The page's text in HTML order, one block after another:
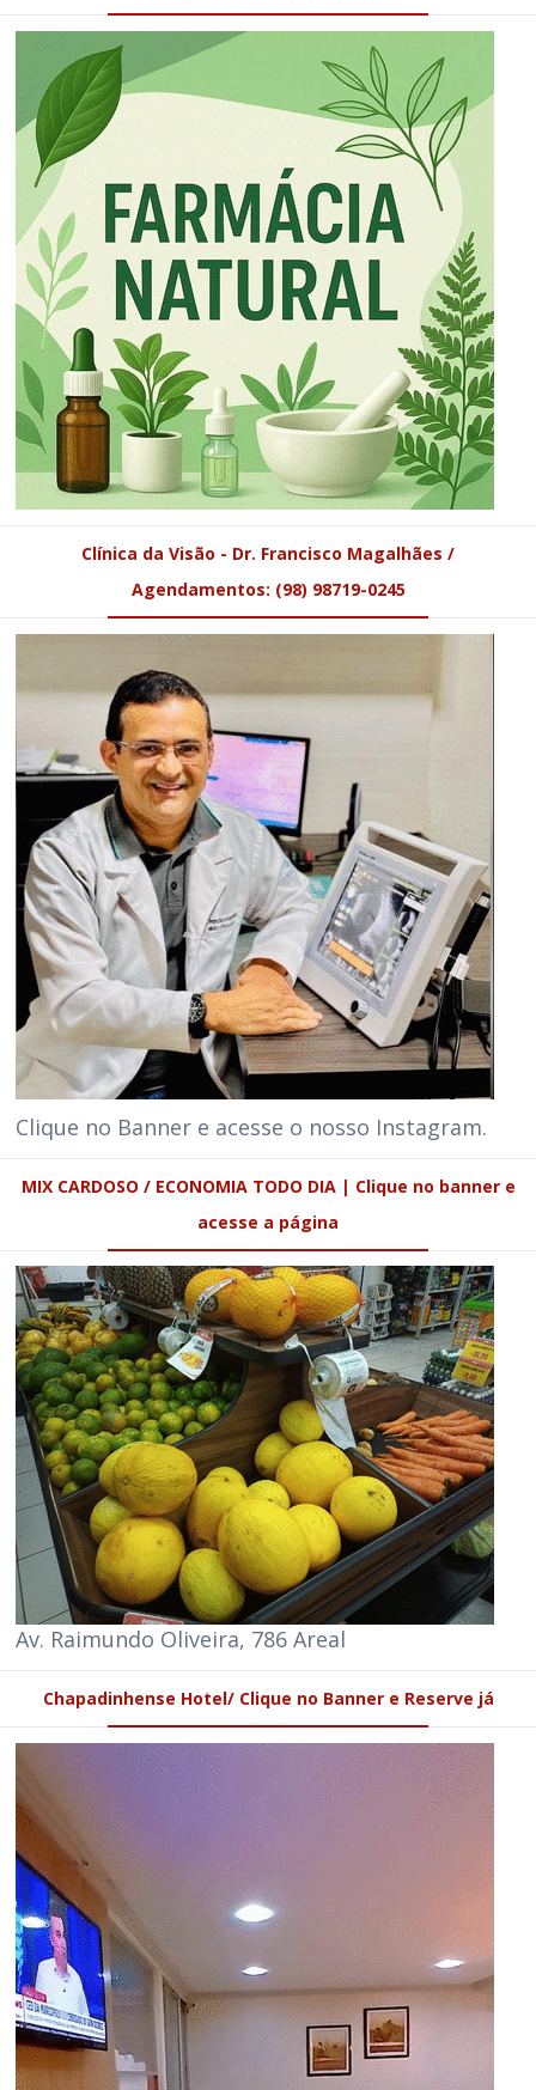
Clínica da Visão - Dr. Francisco Magalhães /
Agendamentos: (98) 98719-0245
Clique no Banner e acesse o nosso Instagram.
MIX CARDOSO / ECONOMIA TODO DIA | Clique no banner e
acesse a página
Av. Raimundo Oliveira, 786 Areal
Chapadinhense Hotel/ Clique no Banner e Reserve já